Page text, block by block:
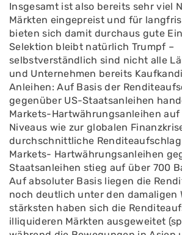
Insgesamt ist also bereits sehr viel
Märkten eingepreist und für
bieten sich damit durchaus gute
Selektion bleibt natürlich Trumpf –
selbstverständlich sind nicht alle
und Unternehmen bereits
Anleihen: Auf Basis der
gegenüber US-Staatsanleihen
Markets-Hartwährungsanleihen
Niveaus wie zur globalen
durchschnittliche
Markets- Hartwährungsanleihen
Staatsanleihen stieg auf über 700
Auf absoluter Basis liegen die
noch deutlich unter den damaligen
stärksten haben sich die
illiquideren Märkten ausgeweitet